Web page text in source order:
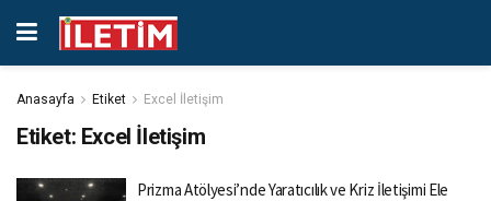
Anasayfa Etiket Excel İletişim
Etiket: Excel İletişim
Prizma Atölyesi’nde Yaratıcılık ve Kriz İletişimi Ele